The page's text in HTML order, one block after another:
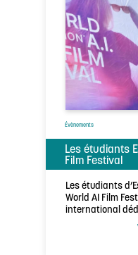
Évènements
Les étudiants
Film Festival
Les étudiants
World AI Film
international